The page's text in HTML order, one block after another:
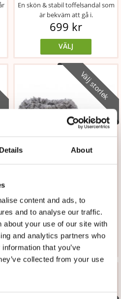
Details About
content and ads, to
and to analyse our traffic.
about your use of our site with
and analytics partners who
that you’ve
collected from your use
En skön & stabil toffelsandal som
är bekväm att gå i.
699 kr
VÄLJ
Välj storlek
Upplev den ultimata
inomhuslyxen med våra mysiga
mocka tofflor!
699 kr
VÄLJ